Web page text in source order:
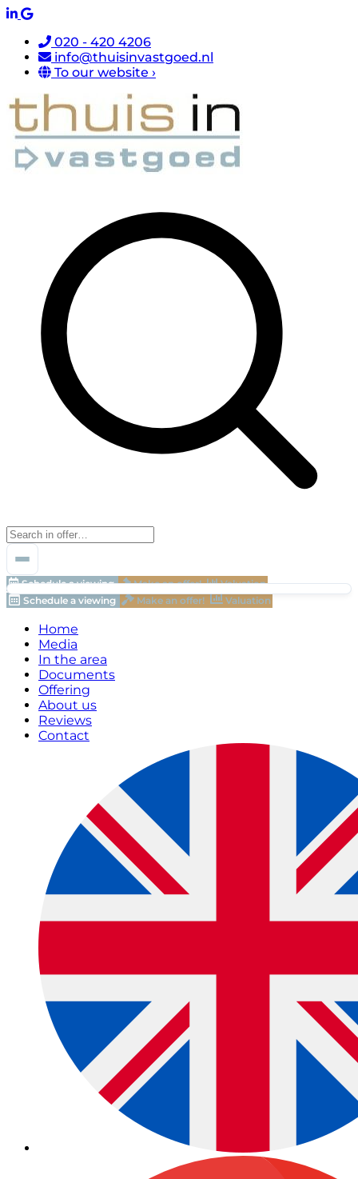
020 - 420 4206
info@thuisinvastgoed.nl
To our website ›
Schedule a viewing Make an offer!
Valuation
Schedule a viewing
Make an offer! Valuation
Home
Media
In the area
Documents
Offering
About us
Reviews
Contact